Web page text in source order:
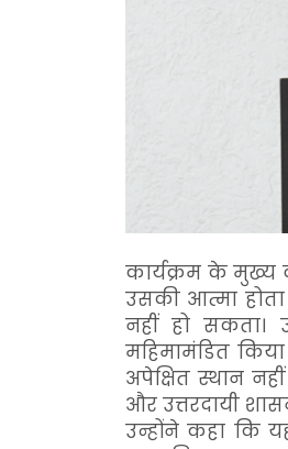
कार्यक्रम के मुख्य
उसकी आत्मा
नहीं हो
महिमामंडित
अपेक्षित स्थान
और उत्तरदायी
उन्होंने कहा कि